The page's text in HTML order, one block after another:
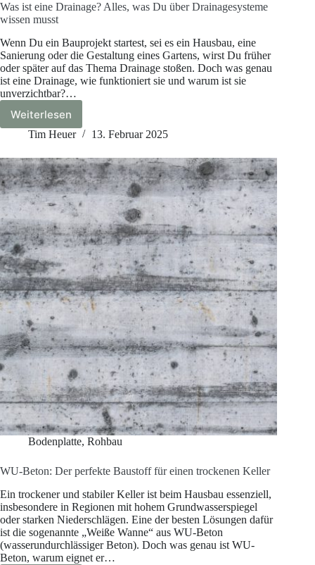
Was ist eine Drainage? Alles, was Du über Drainagesysteme
wissen musst
Wenn Du ein Bauprojekt startest, sei es ein Hausbau, eine
Sanierung oder die Gestaltung eines Gartens, wirst Du früher
oder später auf das Thema Drainage stoßen. Doch was genau
ist eine Drainage, wie funktioniert sie und warum ist sie
unverzichtbar?…
Weiterlesen
Was
ist
Drainage?
Alles,
was
Du
über
Drainagesysteme
wissen
musst
Tim Heuer 13. Februar 2025
Bodenplatte, Rohbau
WU-Beton: Der perfekte Baustoff für einen trockenen Keller
Ein trockener und stabiler Keller ist beim Hausbau essenziell,
insbesondere in Regionen mit hohem Grundwasserspiegel
oder starken Niederschlägen. Eine der besten Lösungen dafür
ist die sogenannte „Weiße Wanne“ aus WU-Beton
(wasserundurchlässiger Beton). Doch was genau ist WU-
Beton, warum eignet er…